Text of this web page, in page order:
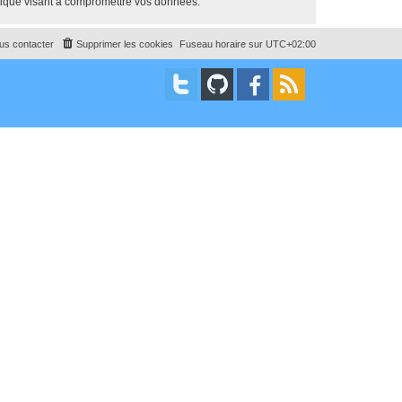
Fuseau horaire sur UTC+02:00
Supprimer les cookies
contacter